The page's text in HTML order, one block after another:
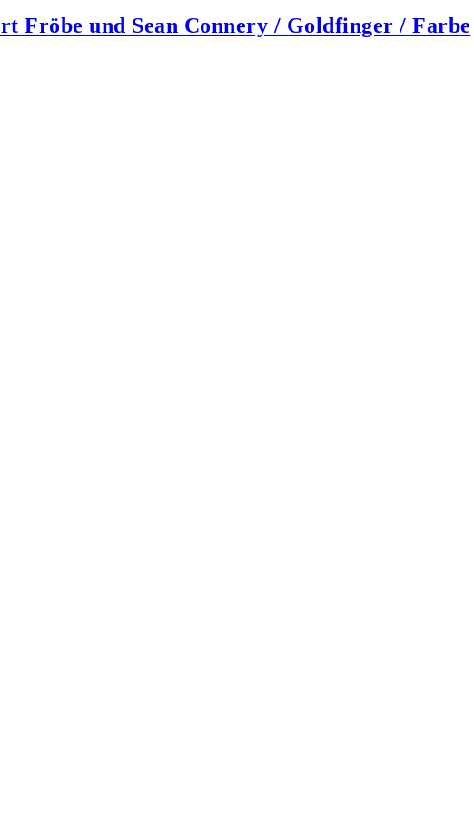
Fröbe und Sean Connery / Goldfinger / Farbe